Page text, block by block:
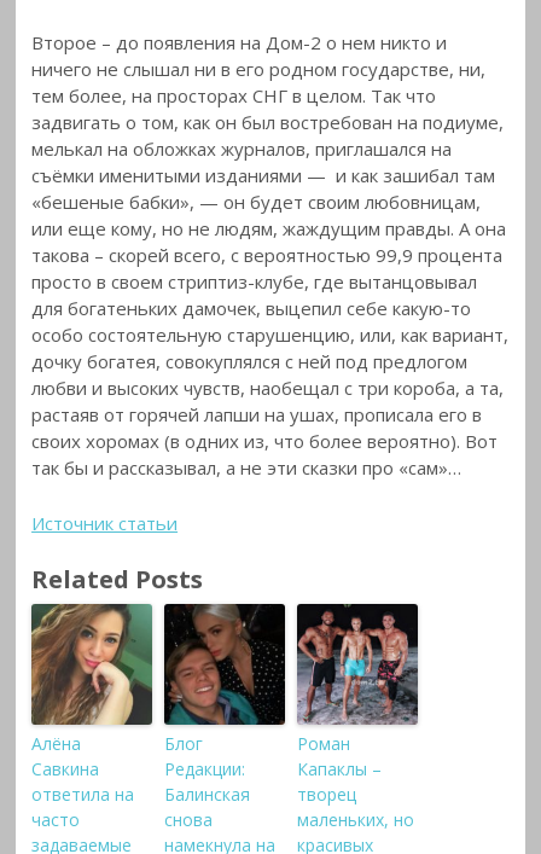
Второе – до появления на Дом-2 о нем никто и
ничего не слышал ни в его родном государстве, ни,
тем более, на просторах СНГ в целом. Так что
задвигать о том, как он был востребован на подиуме,
мелькал на обложках журналов, приглашался на
съёмки именитыми изданиями — и как зашибал там
«бешеные бабки», — он будет своим любовницам,
или еще кому, но не людям, жаждущим правды. А она
такова – скорей всего, с вероятностью 99,9 процента
просто в своем стриптиз-клубе, где вытанцовывал
для богатеньких дамочек, выцепил себе какую-то
особо состоятельную старушенцию, или, как вариант,
дочку богатея, совокуплялся с ней под предлогом
любви и высоких чувств, наобещал с три короба, а та,
растаяв от горячей лапши на ушах, прописала его в
своих хоромах (в одних из, что более вероятно). Вот
так бы и рассказывал, а не эти сказки про «сам»…
Источник статьи
Related Posts
Алёна
Савкина
ответила на
часто
задаваемые
Блог
Редакции:
Балинская
снова
намекнула на
Роман
Капаклы –
творец
маленьких, но
красивых